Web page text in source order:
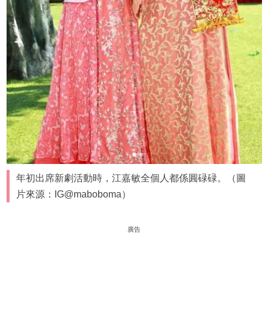
年初出席新劇活動時，江嘉敏全個人都係圓碌碌。（圖
片來源：IG@maboboma）
廣告